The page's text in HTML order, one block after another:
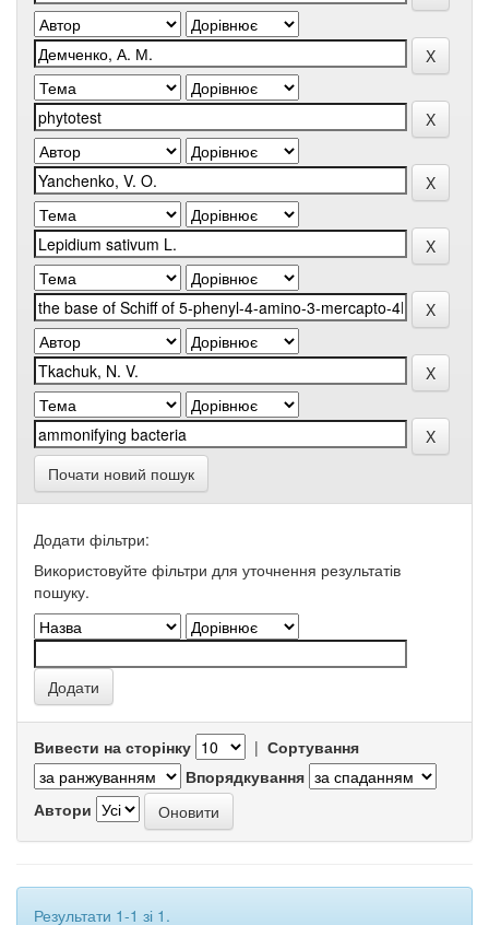
Почати новий пошук
Додати фільтри:
Використовуйте фільтри для уточнення результатів
пошуку.
Вивести на сторінку | Сортування
Впорядкування
Автори
Результати 1-1 зі 1.